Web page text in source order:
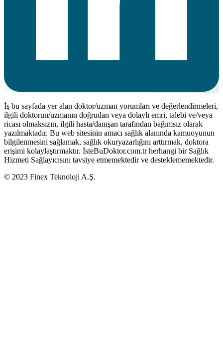
İş bu sayfada yer alan doktor/uzman yorumları ve değerlendirmeleri,
ilgili doktorun/uzmanın doğrudan veya dolaylı emri, talebi ve/veya
ricası olmaksızın, ilgili hasta/danışan tarafından bağımsız olarak
yazılmaktadır. Bu web sitesinin amacı sağlık alanında kamuoyunun
bilgilenmesini sağlamak, sağlık okuryazarlığını arttırmak, doktora
erişimi kolaylaştırmaktır. İsteBuDoktor.com.tr herhangi bir Sağlık
Hizmeti Sağlayıcısını tavsiye etmemektedir ve desteklememektedir.
© 2023 Finex Teknoloji A.Ş.